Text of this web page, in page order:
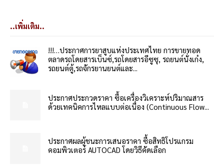
..เพิ่มเติม..
!!!…ประกาศการยาสูบแห่งประเทศไทย การขายทอด
ตลาดรถโดยสารเบ็นซ์,รถโดยสารอีซูซุ, รถยนต์นั่งเก๋ง,
รถยนต์ตู้,รถจักรยานยนต์และ...
ประกาศประกวดราคา ซื้อเครื่องวิเคราะห์ปริมาณสาร
ด้วยเทคนิคการไหลแบบต่อเนื่อง (Continuous Flow...
ประกาศผลผู้ชนะการเสนอราคา ซื้อสิทธิโปรแกรม
คอมพิวเตอร์ AUTOCAD โดยวิธีคัดเลือก